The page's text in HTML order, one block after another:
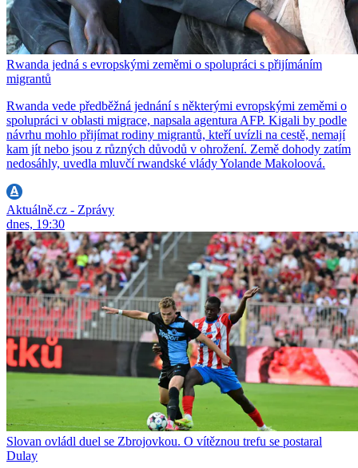
Rwanda jedná s evropskými zeměmi o spolupráci s přijímáním
migrantů
Rwanda vede předběžná jednání s některými evropskými zeměmi o
spolupráci v oblasti migrace, napsala agentura AFP. Kigali by podle
návrhu mohlo přijímat rodiny migrantů, kteří uvízli na cestě, nemají
kam jít nebo jsou z různých důvodů v ohrožení. Země dohody zatím
nedosáhly, uvedla mluvčí rwandské vlády Yolande Makoloová.
Aktuálně.cz - Zprávy
dnes, 19:30
Slovan ovládl duel se Zbrojovkou. O vítěznou trefu se postaral
Dulay